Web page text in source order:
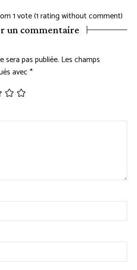
1 vote (1 rating without comment)
un commentaire
sera pas publiée. Les champs
avec*